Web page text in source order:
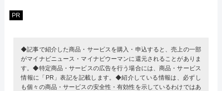
PR
◆記事で紹介した商品・サービスを購入・申込すると、売上の一部
がマイナビニュース・マイナビウーマンに還元されることがありま
す。◆特定商品・サービスの広告を行う場合には、商品・サービス
情報に「PR」表記を記載します。◆紹介している情報は、必ずし
も個々の商品・サービスの安全性・有効性を示しているわけではあ